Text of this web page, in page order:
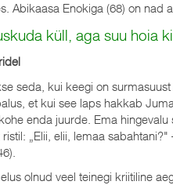
Abikaasa Enokiga (68) on nad
küll, aga suu hoia
seda, kui keegi on
et kui see laps hakkab
enda juurde. Ema
„Elii, elii, lemaa
elus olnud veel teinegi kriitiline